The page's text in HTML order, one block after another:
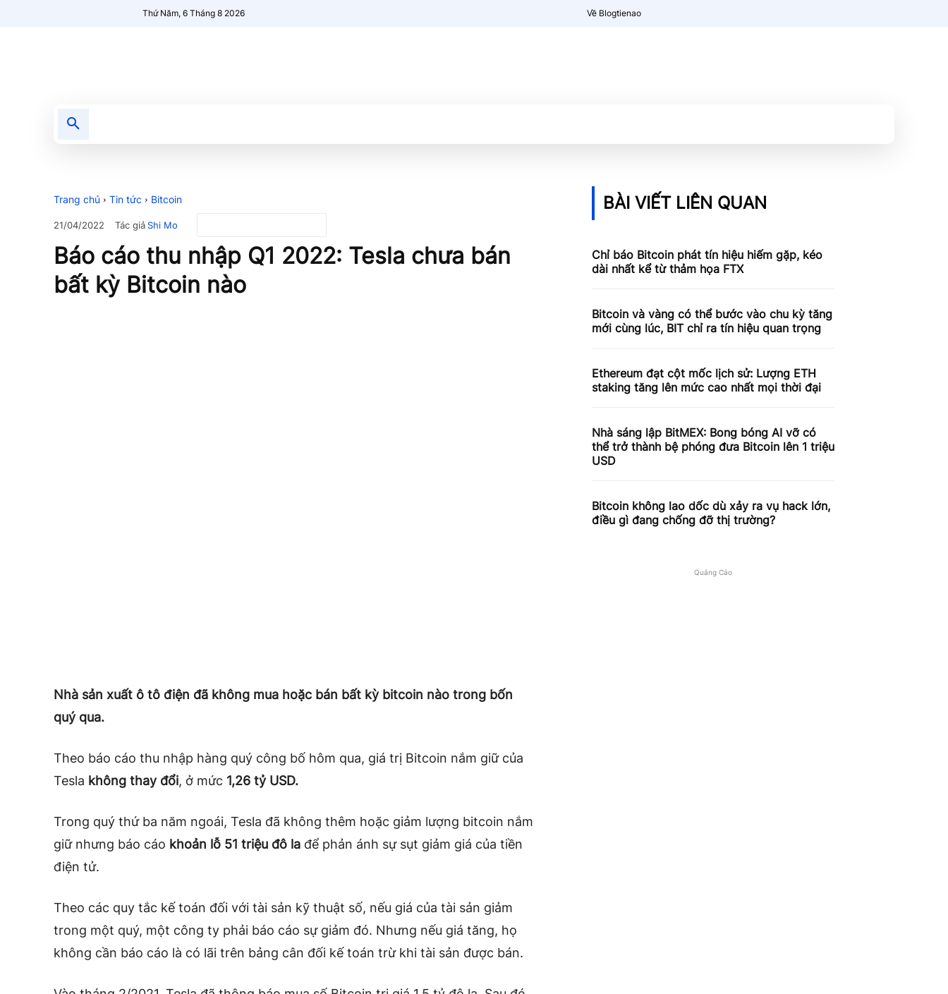
Thứ Năm, 6 Tháng 8 2026 Về Blogtienao
Trang chủ Tin tức Bitcoin
21/04/2022 Tác giảShi Mo
Báo cáo thu nhập Q1 2022: Tesla chưa bán
bất kỳ Bitcoin nào
Nhà sản xuất ô tô điện đã không mua hoặc bán bất kỳ bitcoin nào trong bốn
quý qua.
Theo báo cáo thu nhập hàng quý công bố hôm qua, giá trị Bitcoin nắm giữ của
Tesla không thay đổi, ở mức 1,26 tỷ USD.
Trong quý thứ ba năm ngoái, Tesla đã không thêm hoặc giảm lượng bitcoin nắm
giữ nhưng báo cáo khoản lỗ 51 triệu đô la để phản ánh sự sụt giảm giá của tiền
điện tử.
Theo các quy tắc kế toán đối với tài sản kỹ thuật số, nếu giá của tài sản giảm
trong một quý, một công ty phải báo cáo sự giảm đó. Nhưng nếu giá tăng, họ
không cần báo cáo là có lãi trên bảng cân đối kế toán trừ khi tài sản được bán.
BÀI VIẾT LIÊN QUAN
Chỉ báo Bitcoin phát tín hiệu hiếm gặp, kéo
dài nhất kể từ thảm họa FTX
Bitcoin và vàng có thể bước vào chu kỳ tăng
mới cùng lúc, BIT chỉ ra tín hiệu quan trọng
Ethereum đạt cột mốc lịch sử: Lượng ETH
staking tăng lên mức cao nhất mọi thời đại
Nhà sáng lập BitMEX: Bong bóng AI vỡ có
thể trở thành bệ phóng đưa Bitcoin lên 1 triệu
USD
Bitcoin không lao dốc dù xảy ra vụ hack lớn,
điều gì đang chống đỡ thị trường?
Quảng Cáo